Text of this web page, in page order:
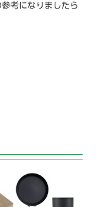
考になりましたら